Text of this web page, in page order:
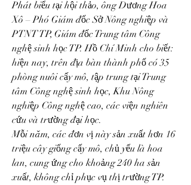
Phát biểu tại hội thảo, ông Dương Hoa
Xô – Phó Giám đốc Sở Nông nghiệp và
PTNT TP, Giám đốc Trung tâm Công
nghệ sinh học TP. Hồ Chí Minh cho biết:
hiện nay, trên địa bàn thành phố có 35
phòng nuôi cấy mô, tập trung tại Trung
tâm Công nghệ sinh học, Khu Nông
nghiệp Công nghệ cao, các viện nghiên
cứu và trường đại học.
Mỗi năm, các đơn vị này sản xuất hơn 16
triệu cây giống cấy mô, chủ yếu là hoa
lan, cung ứng cho khoảng 240 ha sản
xuất, không chỉ phục vụ thị trường TP.